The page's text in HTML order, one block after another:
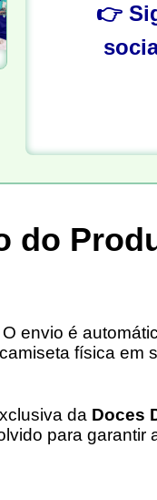
👉
do
envio é
física em
da Doces
para